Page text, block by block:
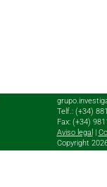
Telf.: (+34)
Fax: (+34)
Aviso legal
Copyright